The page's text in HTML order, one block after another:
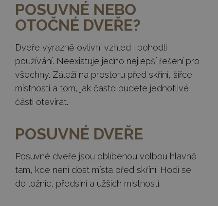
POSUVNÉ NEBO
OTOČNÉ DVEŘE?
Dveře výrazně ovlivní vzhled i pohodlí
používání. Neexistuje jedno nejlepší řešení pro
všechny. Záleží na prostoru před skříní, šířce
místnosti a tom, jak často budete jednotlivé
části otevírat.
POSUVNÉ DVEŘE
Posuvné dveře jsou oblíbenou volbou hlavně
tam, kde není dost místa před skříní. Hodí se
do ložnic, předsíní a užších místností.